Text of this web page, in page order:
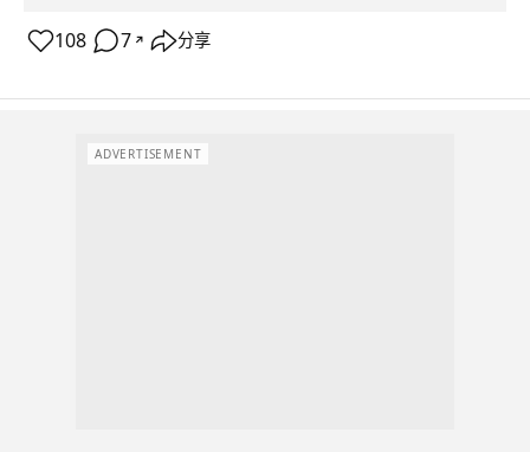
108 7 ↗ 分享
ADVERTISEMENT